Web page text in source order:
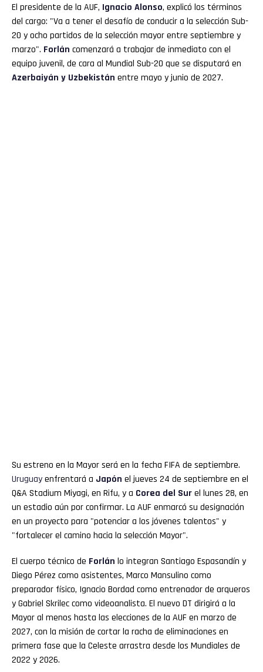
El presidente de la AUF, Ignacio Alonso, explicó los términos
del cargo: "Va a tener el desafío de conducir a la selección Sub-
20 y ocho partidos de la selección mayor entre septiembre y
marzo". Forlán comenzará a trabajar de inmediato con el
equipo juvenil, de cara al Mundial Sub-20 que se disputará en
Azerbaiyán y Uzbekistán entre mayo y junio de 2027.
Su estreno en la Mayor será en la fecha FIFA de septiembre.
Uruguayenfrentará a Japón el jueves 24 de septiembre en el
Q&A Stadium Miyagi, en Rifu, y a Corea del Surel lunes 28, en
un estadio aún por confirmar. La AUF enmarcó su designación
en un proyecto para "potenciar a los jóvenes talentos" y
"fortalecer el camino hacia la selección Mayor".
El cuerpo técnico de Forlán lo integran Santiago Espasandín y
Diego Pérez como asistentes, Marco Mansulino como
preparador físico, Ignacio Bordad como entrenador de arqueros
y Gabriel Skrilec como videoanalista. El nuevo DT dirigirá a la
Mayor al menos hasta las elecciones de la AUF en marzo de
2027, con la misión de cortar la racha de eliminaciones en
primera fase que la Celeste arrastra desde los Mundiales de
2022 y 2026.